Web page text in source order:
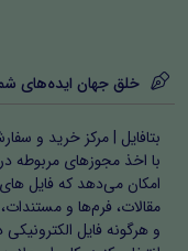
خلق جهان ایده‌های
بتافایل | مرکز خرید و
امکان می‌دهد که فایل های
مقالات، فرم‌ها و
و هرگونه فایل